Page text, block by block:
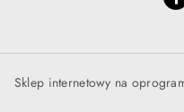
Sklep internetowy na